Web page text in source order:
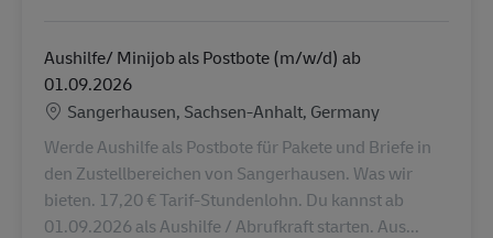
Aushilfe/ Minijob als Postbote (m/w/d) ab
01.09.2026
Location
Sangerhausen, Sachsen-Anhalt, Germany
Werde Aushilfe als Postbote für Pakete und Briefe in
den Zustellbereichen von Sangerhausen. Was wir
bieten. 17,20 € Tarif-Stundenlohn. Du kannst ab
01.09.2026 als Aushilfe / Abrufkraft starten. Aus...